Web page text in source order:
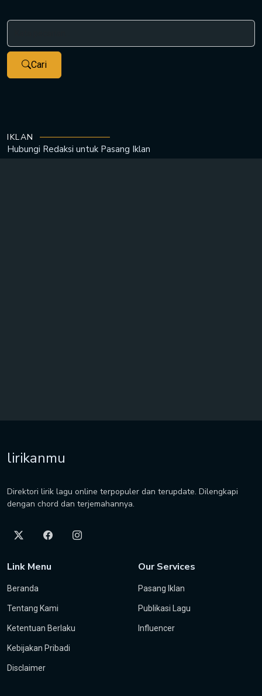
Cari
IKLAN
Hubungi Redaksi untuk Pasang Iklan
lirikanmu
Direktori lirik lagu online terpopuler dan terupdate. Dilengkapi
dengan chord dan terjemahannya.
Link Menu
Beranda
Tentang Kami
Ketentuan Berlaku
Kebijakan Pribadi
Disclaimer
Our Services
Pasang Iklan
Publikasi Lagu
Influencer